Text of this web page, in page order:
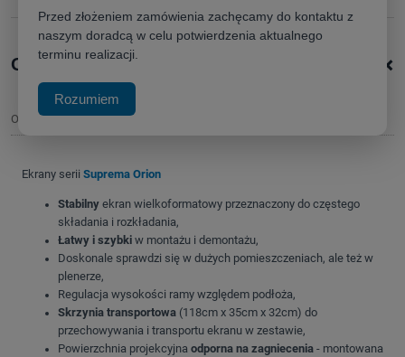
Opis produktu +
Opis
Ekrany serii Suprema Orion
Stabilny ekran wielkoformatowy przeznaczony do częstego
składania i rozkładania,
Łatwy i szybki w montażu i demontażu,
Doskonale sprawdzi się w dużych pomieszczeniach, ale też w
plenerze,
Regulacja wysokości ramy względem podłoża,
Skrzynia transportowa (118cm x 35cm x 32cm) do
przechowywania i transportu ekranu w zestawie,
Powierzchnia projekcyjna odporna na zagniecenia - montowana
Przed złożeniem zamówienia zachęcamy do kontaktu z
naszym doradcą w celu potwierdzenia aktualnego
terminu realizacji.
Rozumiem